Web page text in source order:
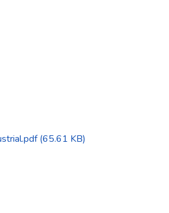
(65.61 KB)